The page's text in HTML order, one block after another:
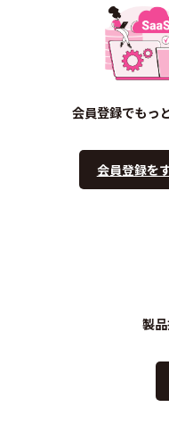
会員登録でもっ
会員登録を
製